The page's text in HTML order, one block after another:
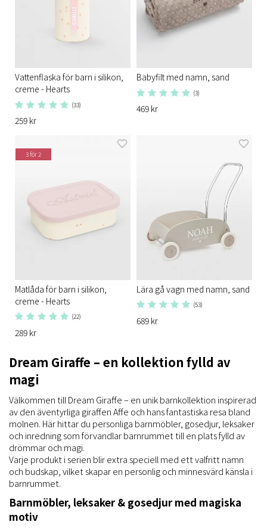
Vattenflaska för barn i silikon,
creme - Hearts
(33)
259 kr
Babyfilt med namn, sand
(3)
469 kr
3 för 2
Matlåda för barn i silikon,
creme - Hearts
(22)
289 kr
Lära gå vagn med namn, sand
(53)
689 kr
Dream Giraffe – en kollektion fylld av
magi
Välkommen till Dream Giraffe – en unik barnkollektion inspirerad
av den äventyrliga giraffen Affe och hans fantastiska resa bland
molnen. Här hittar du personliga barnmöbler, gosedjur, leksaker
och inredning som förvandlar barnrummet till en plats fylld av
drömmar och magi.
Varje produkt i serien blir extra speciell med ett valfritt namn
och budskap, vilket skapar en personlig och minnesvärd känsla i
barnrummet.
Barnmöbler, leksaker & gosedjur med magiska
motiv